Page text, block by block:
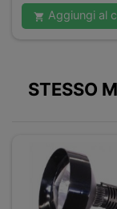
 Aggiungi al
STESSO